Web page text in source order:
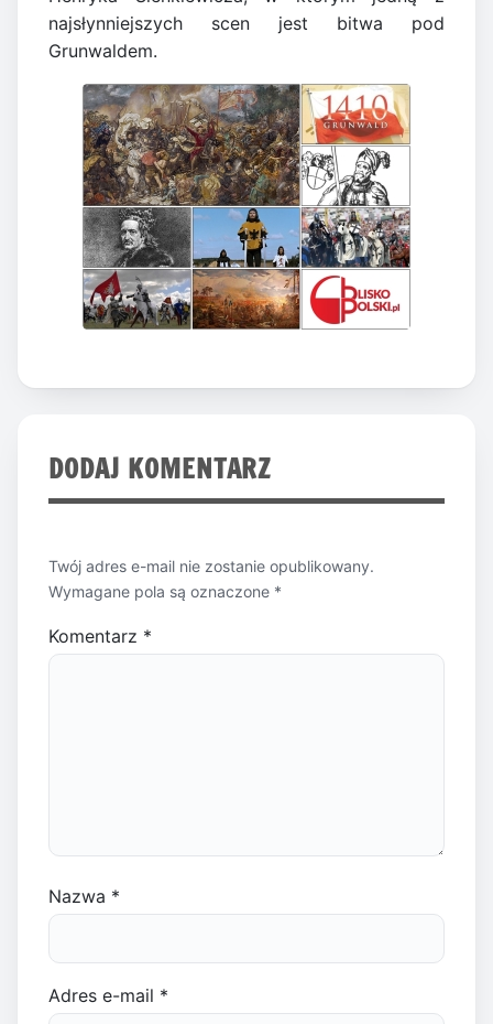
najsłynniejszych scen jest bitwa pod
Grunwaldem.
DODAJ KOMENTARZ
Twój adres e-mail nie zostanie opublikowany.
Wymagane pola są oznaczone *
Komentarz *
Nazwa *
Adres e-mail *